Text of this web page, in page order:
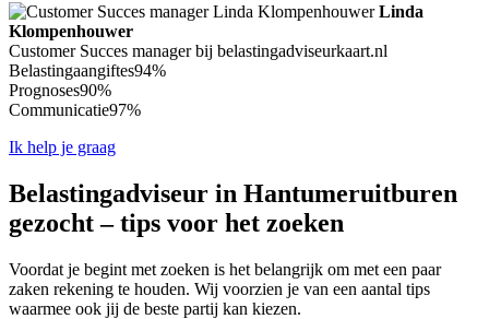
Linda
Klompenhouwer
Customer Succes manager bij belastingadviseurkaart.nl
Belastingaangiftes94%
Prognoses90%
Communicatie97%
Ik help je graag
Belastingadviseur in Hantumeruitburen
gezocht – tips voor het zoeken
Voordat je begint met zoeken is het belangrijk om met een paar
zaken rekening te houden. Wij voorzien je van een aantal tips
waarmee ook jij de beste partij kan kiezen.